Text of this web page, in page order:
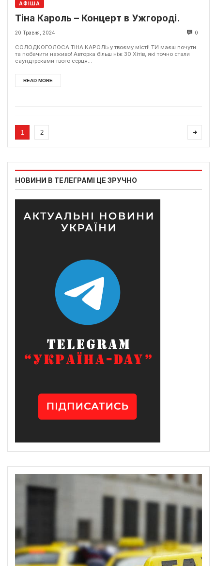
АФІША
Тіна Кароль – Концерт в Ужгороді.
20 Травня, 2024 0
СОЛОДКОГОЛОСА ТІНА КАРОЛЬ у твоєму місті! ТИ маєш почути
та побачити наживо! Авторка більш ніж 30 Хітів, які точно стали
саундтреками твого серця...
READ MORE
1 2
НОВИНИ В ТЕЛЕГРАМІ ЦЕ ЗРУЧНО